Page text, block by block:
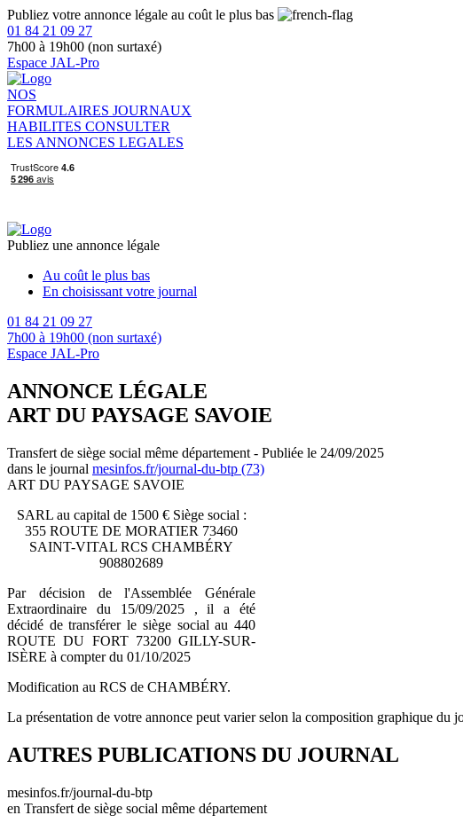
Publiez votre annonce légale au coût le plus bas
01 84 21 09 27
7h00 à 19h00 (non surtaxé)
Espace JAL-Pro
NOS
FORMULAIRES JOURNAUX
HABILITES CONSULTER
LES ANNONCES LEGALES
Publiez une annonce légale
Au coût le plus bas
En choisissant votre journal
01 84 21 09 27
7h00 à 19h00 (non surtaxé)
Espace JAL-Pro
ANNONCE LÉGALE
ART DU PAYSAGE SAVOIE
Transfert de siège social même département - Publiée le 24/09/2025
dans le journal mesinfos.fr/journal-du-btp (73)
ART DU PAYSAGE SAVOIE
SARL au capital de 1500 € Siège social :
355 ROUTE DE MORATIER 73460
SAINT-VITAL RCS CHAMBÉRY
908802689
Par décision de l'Assemblée Générale
Extraordinaire du 15/09/2025 , il a été
décidé de transférer le siège social au 440
ROUTE DU FORT 73200 GILLY-SUR-
ISÈRE à compter du 01/10/2025
Modification au RCS de CHAMBÉRY.
La présentation de votre annonce peut varier selon la composition graphique du
AUTRES PUBLICATIONS DU JOURNAL
mesinfos.fr/journal-du-btp
en Transfert de siège social même département